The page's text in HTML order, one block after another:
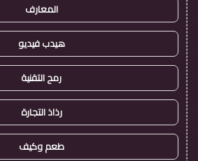
المعارف
هيدب فيديو
رمح التقنية
رذاذ التجارة
طعم وكيف